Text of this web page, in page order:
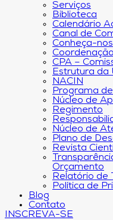
Serviços
Biblioteca
Calendário
Canal de
Conheça-nos
Coordenação
CPA –
Estrutura da
NACIN
Programa
Núcleo de
Regimento
Núcleo de
Plano de
Revista
Orçamento
Relatório de
Política de
Blog
Contato
INSCREVA-SE